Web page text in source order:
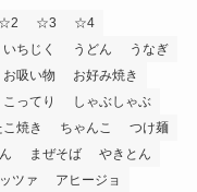
☆2 ☆3
☆4
いちじく うどん
うなぎ
お吸い物
お好み焼き
こってり
しゃぶしゃぶ
こ焼き ちゃんこ
つけ麺
まぜそば
やきとん
ツァ
アヒージョ